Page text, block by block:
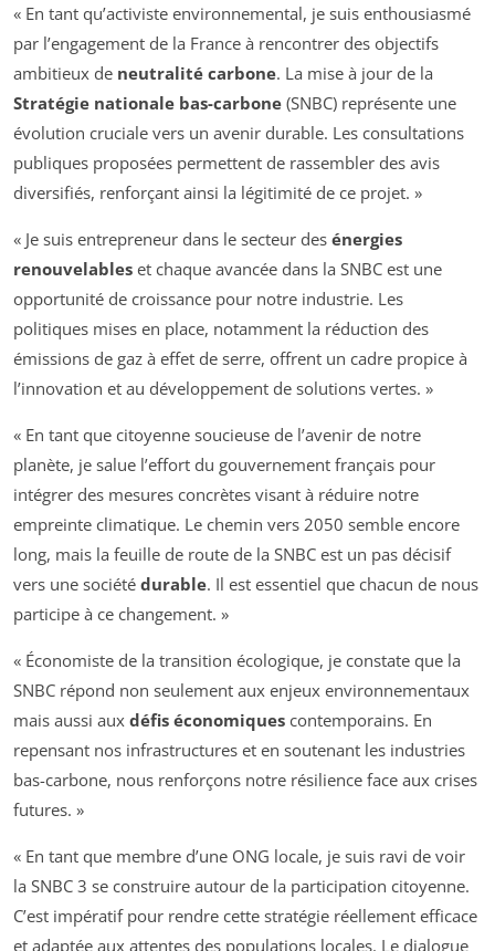
« En tant qu’activiste environnemental, je suis enthousiasmé
par l’engagement de la France à rencontrer des objectifs
ambitieux de neutralité carbone. La mise à jour de la
Stratégie nationale bas-carbone (SNBC) représente une
évolution cruciale vers un avenir durable. Les consultations
publiques proposées permettent de rassembler des avis
diversifiés, renforçant ainsi la légitimité de ce projet. »
« Je suis entrepreneur dans le secteur des énergies
renouvelables et chaque avancée dans la SNBC est une
opportunité de croissance pour notre industrie. Les
politiques mises en place, notamment la réduction des
émissions de gaz à effet de serre, offrent un cadre propice à
l’innovation et au développement de solutions vertes. »
« En tant que citoyenne soucieuse de l’avenir de notre
planète, je salue l’effort du gouvernement français pour
intégrer des mesures concrètes visant à réduire notre
empreinte climatique. Le chemin vers 2050 semble encore
long, mais la feuille de route de la SNBC est un pas décisif
vers une société durable. Il est essentiel que chacun de nous
participe à ce changement. »
« Économiste de la transition écologique, je constate que la
SNBC répond non seulement aux enjeux environnementaux
mais aussi aux défis économiques contemporains. En
repensant nos infrastructures et en soutenant les industries
bas-carbone, nous renforçons notre résilience face aux crises
futures. »
« En tant que membre d’une ONG locale, je suis ravi de voir
la SNBC 3 se construire autour de la participation citoyenne.
C’est impératif pour rendre cette stratégie réellement efficace
et adaptée aux attentes des populations locales. Le dialogue